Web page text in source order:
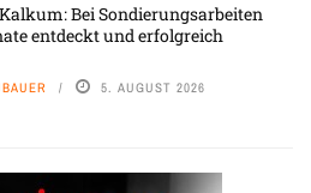
Bei Sondierungsarbeiten
entdeckt und erfolgreich
5. AUGUST 2026